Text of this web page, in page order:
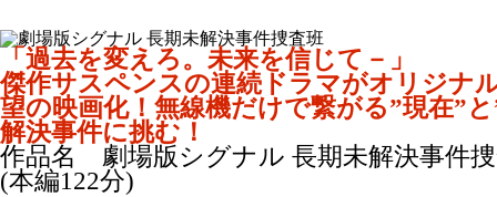
「過去を変えろ。未来を信じて－」
傑作サスペンスの連続ドラマがオリジナ
望の映画化！無線機だけで繋がる”現在”
解決事件に挑む！
作品名 劇場版シグナル 長期未解決事件
(本編122分)